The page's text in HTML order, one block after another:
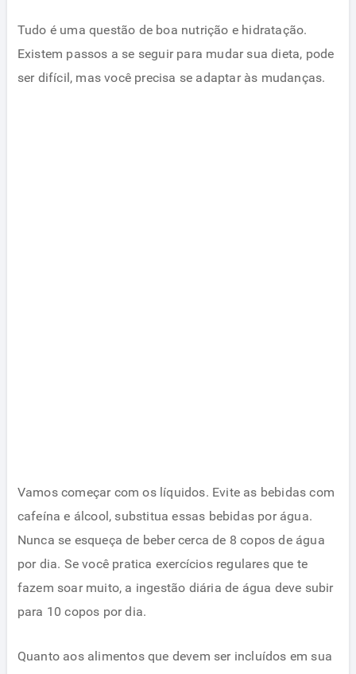
Tudo é uma questão de boa nutrição e hidratação.
Existem passos a se seguir para mudar sua dieta, pode
ser difícil, mas você precisa se adaptar às mudanças.
Vamos começar com os líquidos. Evite as bebidas com
cafeína e álcool, substitua essas bebidas por água.
Nunca se esqueça de beber cerca de 8 copos de água
por dia. Se você pratica exercícios regulares que te
fazem soar muito, a ingestão diária de água deve subir
para 10 copos por dia.
Quanto aos alimentos que devem ser incluídos em sua